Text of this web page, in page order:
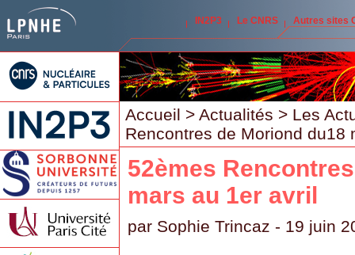
IN2P3 Le CNRS Autres sites
Accueil > Actualités > Les
Rencontres de Moriond du18
52èmes
mars au 1er avril
par Sophie Trincaz - 19 juin